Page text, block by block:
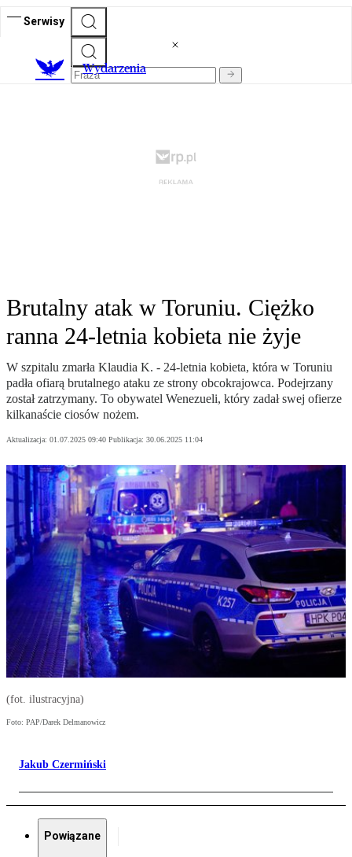
Serwisy
Wydarzenia
Brutalny atak w Toruniu. Ciężko
ranna 24-letnia kobieta nie żyje
W szpitalu zmarła Klaudia K. - 24-letnia kobieta, która w Toruniu
padła ofiarą brutalnego ataku ze strony obcokrajowca. Podejrzany
został zatrzymany. To obywatel Wenezueli, który zadał swej ofierze
kilkanaście ciosów nożem.
Aktualizacja: 01.07.2025 09:40 Publikacja: 30.06.2025 11:04
(fot. ilustracyjna)
Foto: PAP/Darek Delmanowicz
Jakub Czermiński
Powiązane